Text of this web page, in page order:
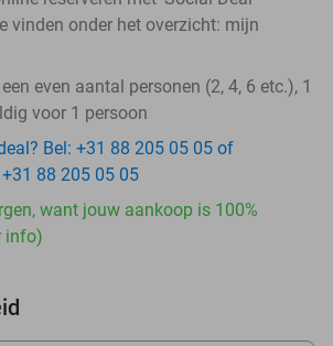
vinden onder het overzicht: mijn
even aantal personen (2, 4, 6 etc.), 1
voor 1 persoon
Bel: +31 88 205 05 05 of
88 205 05 05
want jouw aankoop is 100%
info)